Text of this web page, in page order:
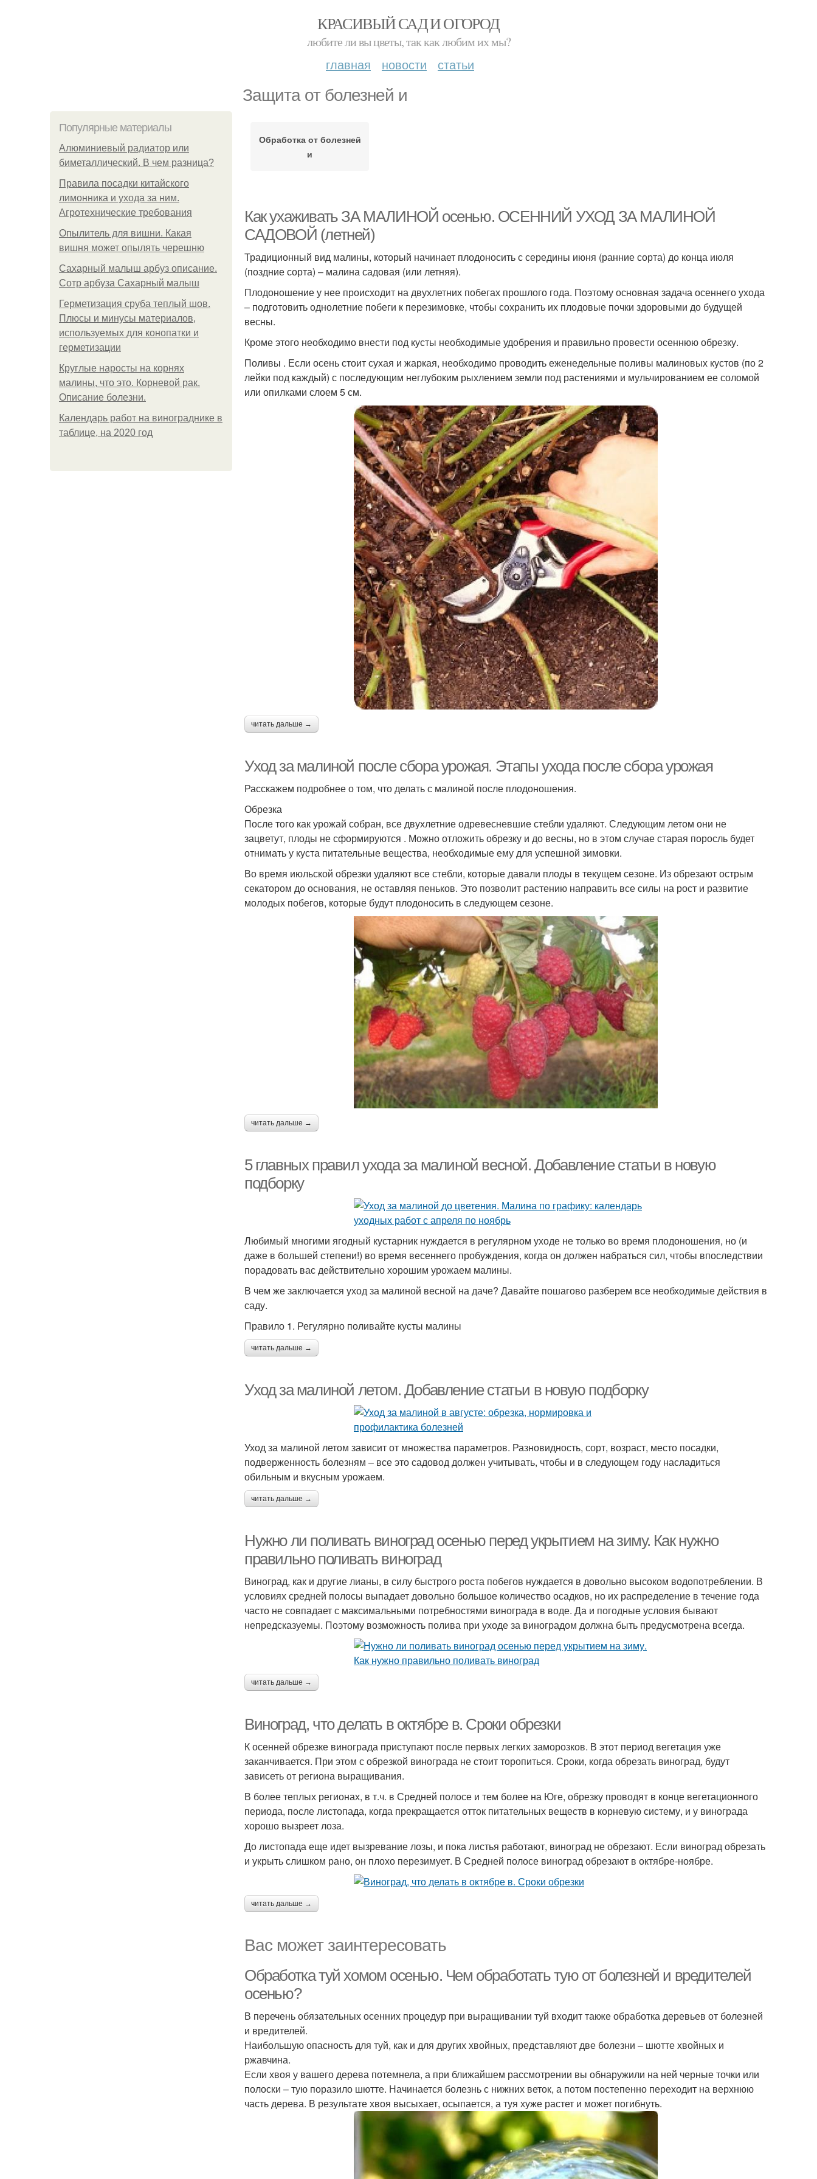
КРАСИВЫЙ САД И ОГОРОД
любите ли вы цветы, так как любим их мы?
главная новости статьи
Защита от болезней и
Популярные материалы
Алюминиевый радиатор или
биметаллический. В чем разница?
Правила посадки китайского
лимонника и ухода за ним.
Агротехнические требования
Опылитель для вишни. Какая
вишня может опылять черешню
Сахарный малыш арбуз описание.
Сотр арбуза Сахарный малыш
Герметизация сруба теплый шов.
Плюсы и минусы материалов,
используемых для конопатки и
герметизации
Круглые наросты на корнях
малины, что это. Корневой рак.
Описание болезни.
Календарь работ на винограднике в
таблице, на 2020 год
Обработка от болезней
и
Как ухаживать ЗА МАЛИНОЙ осенью. ОСЕННИЙ УХОД ЗА МАЛИНОЙ
САДОВОЙ (летней)
Традиционный вид малины, который начинает плодоносить с середины июня (ранние сорта) до конца июля
(поздние сорта) – малина садовая (или летняя).
Плодоношение у нее происходит на двухлетних побегах прошлого года. Поэтому основная задача осеннего ухода
– подготовить однолетние побеги к перезимовке, чтобы сохранить их плодовые почки здоровыми до будущей
весны.
Кроме этого необходимо внести под кусты необходимые удобрения и правильно провести осеннюю обрезку.
Поливы . Если осень стоит сухая и жаркая, необходимо проводить еженедельные поливы малиновых кустов (по 2
лейки под каждый) с последующим неглубоким рыхлением земли под растениями и мульчированием ее соломой
или опилками слоем 5 см.
читать дальше →
Уход за малиной после сбора урожая. Этапы ухода после сбора урожая
Расскажем подробнее о том, что делать с малиной после плодоношения.
Обрезка
После того как урожай собран, все двухлетние одревесневшие стебли удаляют. Следующим летом они не
зацветут, плоды не сформируются . Можно отложить обрезку и до весны, но в этом случае старая поросль будет
отнимать у куста питательные вещества, необходимые ему для успешной зимовки.
Во время июльской обрезки удаляют все стебли, которые давали плоды в текущем сезоне. Из обрезают острым
секатором до основания, не оставляя пеньков. Это позволит растению направить все силы на рост и развитие
молодых побегов, которые будут плодоносить в следующем сезоне.
читать дальше →
5 главных правил ухода за малиной весной. Добавление статьи в новую
подборку
Любимый многими ягодный кустарник нуждается в регулярном уходе не только во время плодоношения, но (и
даже в большей степени!) во время весеннего пробуждения, когда он должен набраться сил, чтобы впоследствии
порадовать вас действительно хорошим урожаем малины.
В чем же заключается уход за малиной весной на даче? Давайте пошагово разберем все необходимые действия в
саду.
Правило 1. Регулярно поливайте кусты малины
читать дальше →
Уход за малиной летом. Добавление статьи в новую подборку
Уход за малиной летом зависит от множества параметров. Разновидность, сорт, возраст, место посадки,
подверженность болезням – все это садовод должен учитывать, чтобы и в следующем году насладиться
обильным и вкусным урожаем.
читать дальше →
Нужно ли поливать виноград осенью перед укрытием на зиму. Как нужно
правильно поливать виноград
Виноград, как и другие лианы, в силу быстрого роста побегов нуждается в довольно высоком водопотреблении. В
условиях средней полосы выпадает довольно большое количество осадков, но их распределение в течение года
часто не совпадает с максимальными потребностями винограда в воде. Да и погодные условия бывают
непредсказуемы. Поэтому возможность полива при уходе за виноградом должна быть предусмотрена всегда.
читать дальше →
Виноград, что делать в октябре в. Сроки обрезки
К осенней обрезке винограда приступают после первых легких заморозков. В этот период вегетация уже
заканчивается. При этом с обрезкой винограда не стоит торопиться. Сроки, когда обрезать виноград, будут
зависеть от региона выращивания.
В более теплых регионах, в т.ч. в Средней полосе и тем более на Юге, обрезку проводят в конце вегетационного
периода, после листопада, когда прекращается отток питательных веществ в корневую систему, и у винограда
хорошо вызреет лоза.
До листопада еще идет вызревание лозы, и пока листья работают, виноград не обрезают. Если виноград обрезать
и укрыть слишком рано, он плохо перезимует. В Средней полосе виноград обрезают в октябре-ноябре.
читать дальше →
Вас может заинтересовать
Обработка туй хомом осенью. Чем обработать тую от болезней и вредителей
осенью?
В перечень обязательных осенних процедур при выращивании туй входит также обработка деревьев от болезней
и вредителей.
Наибольшую опасность для туй, как и для других хвойных, представляют две болезни – шютте хвойных и
ржавчина.
Если хвоя у вашего дерева потемнела, а при ближайшем рассмотрении вы обнаружили на ней черные точки или
полоски – тую поразило шютте. Начинается болезнь с нижних веток, а потом постепенно переходит на верхнюю
часть дерева. В результате хвоя высыхает, осыпается, а туя хуже растет и может погибнуть.